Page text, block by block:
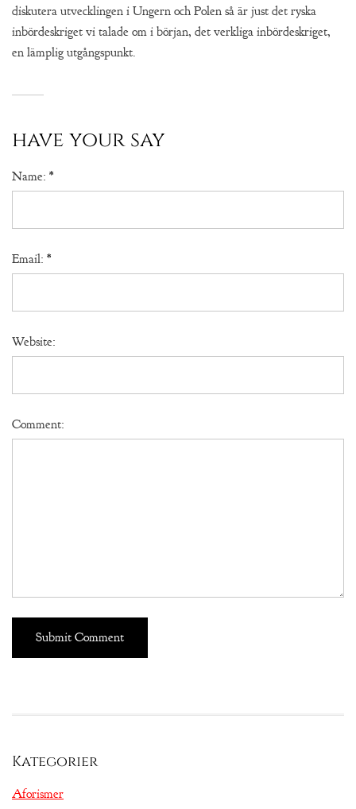
diskutera utvecklingen i Ungern och Polen så är just det ryska
inbördeskriget vi talade om i början, det verkliga inbördeskriget,
en lämplig utgångspunkt.
have your say
Name: *
Email: *
Website:
Comment:
Kategorier
Aforismer